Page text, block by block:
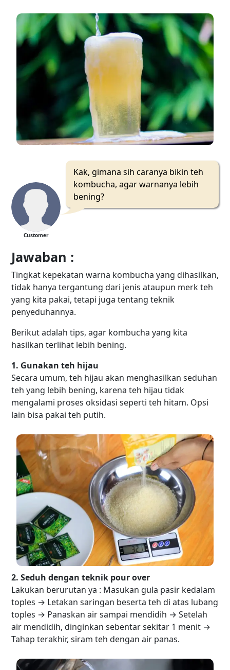
Customer
Kak, gimana sih caranya bikin teh
kombucha, agar warnanya lebih
bening?
Jawaban :
Tingkat kepekatan warna kombucha yang dihasilkan,
tidak hanya tergantung dari jenis ataupun merk teh
yang kita pakai, tetapi juga tentang teknik
penyeduhannya.
Berikut adalah tips, agar kombucha yang kita
hasilkan terlihat lebih bening.
1. Gunakan teh hijau
Secara umum, teh hijau akan menghasilkan seduhan
teh yang lebih bening, karena teh hijau tidak
mengalami proses oksidasi seperti teh hitam. Opsi
lain bisa pakai teh putih.
2. Seduh dengan teknik pour over
Lakukan berurutan ya : Masukan gula pasir kedalam
toples → Letakan saringan beserta teh di atas lubang
toples → Panaskan air sampai mendidih → Setelah
air mendidih, dinginkan sebentar sekitar 1 menit →
Tahap terakhir, siram teh dengan air panas.